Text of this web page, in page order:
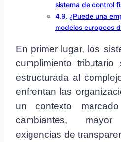
sistema de control
¿Puede una
modelos europeos
En primer lugar, los
cumplimiento
estructurada al
enfrentan las
un contexto
cambiantes,
exigencias de